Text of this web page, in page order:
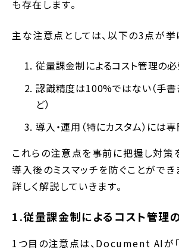
も存在します。
主な注意点としては、以下の3点が挙
従量課金制によるコスト管理の
認識精度は100%ではない（手書
ど）
導入・運用（特にカスタム）には
これらの注意点を事前に把握し対策
導入後のミスマッチを防ぐことができ
詳しく解説していきます。
1.従量課金制によるコスト管理
1つ目の注意点は、Document AIが